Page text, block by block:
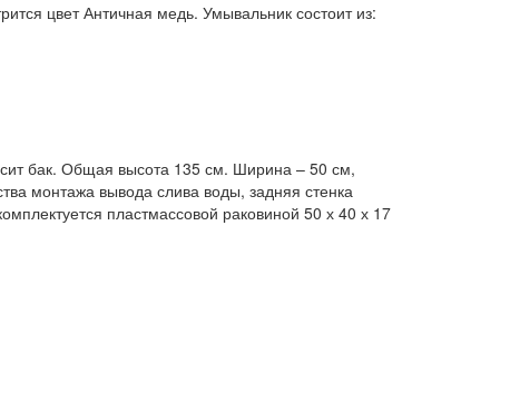
цвет Античная медь. Умывальник состоит из:
бак. Общая высота 135 см. Ширина – 50 см,
монтажа вывода слива воды, задняя стенка
пластмассовой раковиной 50 х 40 х 17